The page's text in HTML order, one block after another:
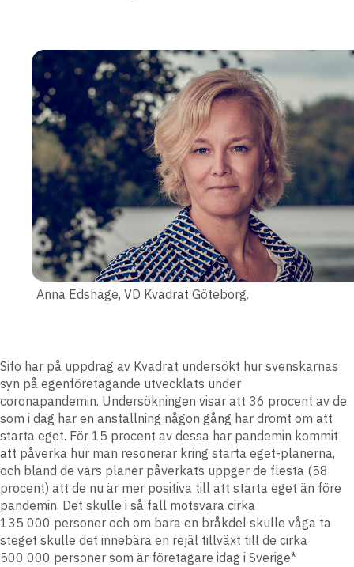
Anna Edshage, VD Kvadrat Göteborg.
Sifo har på uppdrag av Kvadrat undersökt hur svenskarnas
syn på egenföretagande utvecklats under
coronapandemin. Undersökningen visar att 36 procent av de
som i dag har en anställning någon gång har drömt om att
starta eget. För 15 procent av dessa har pandemin kommit
att påverka hur man resonerar kring starta eget-planerna,
och bland de vars planer påverkats uppger de flesta (58
procent) att de nu är mer positiva till att starta eget än före
pandemin. Det skulle i så fall motsvara cirka
135 000 personer och om bara en bråkdel skulle våga ta
steget skulle det innebära en rejäl tillväxt till de cirka
500 000 personer som är företagare idag i Sverige*